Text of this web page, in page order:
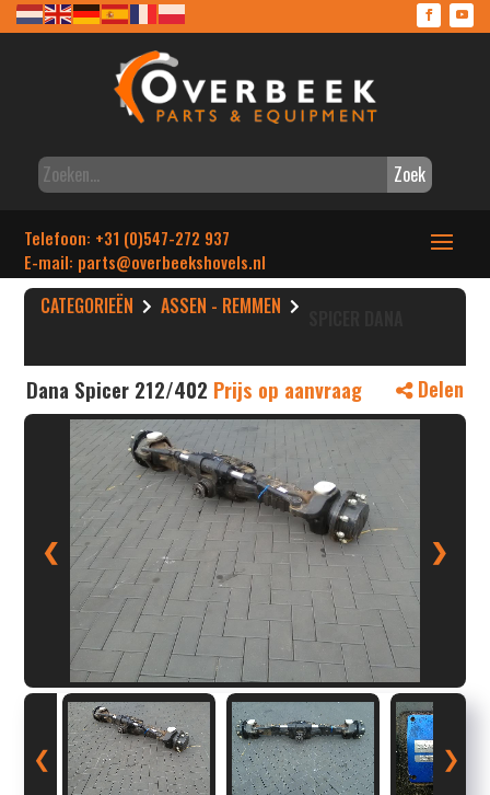
Zoek
Telefoon: +31 (0)547-272 937
E-mail: parts@overbeekshovels.nl
CATEGORIEËN ASSEN - REMMEN
Dana Spicer 212/402 Prijs op aanvraag Delen
❮ ❯
❮ ❯